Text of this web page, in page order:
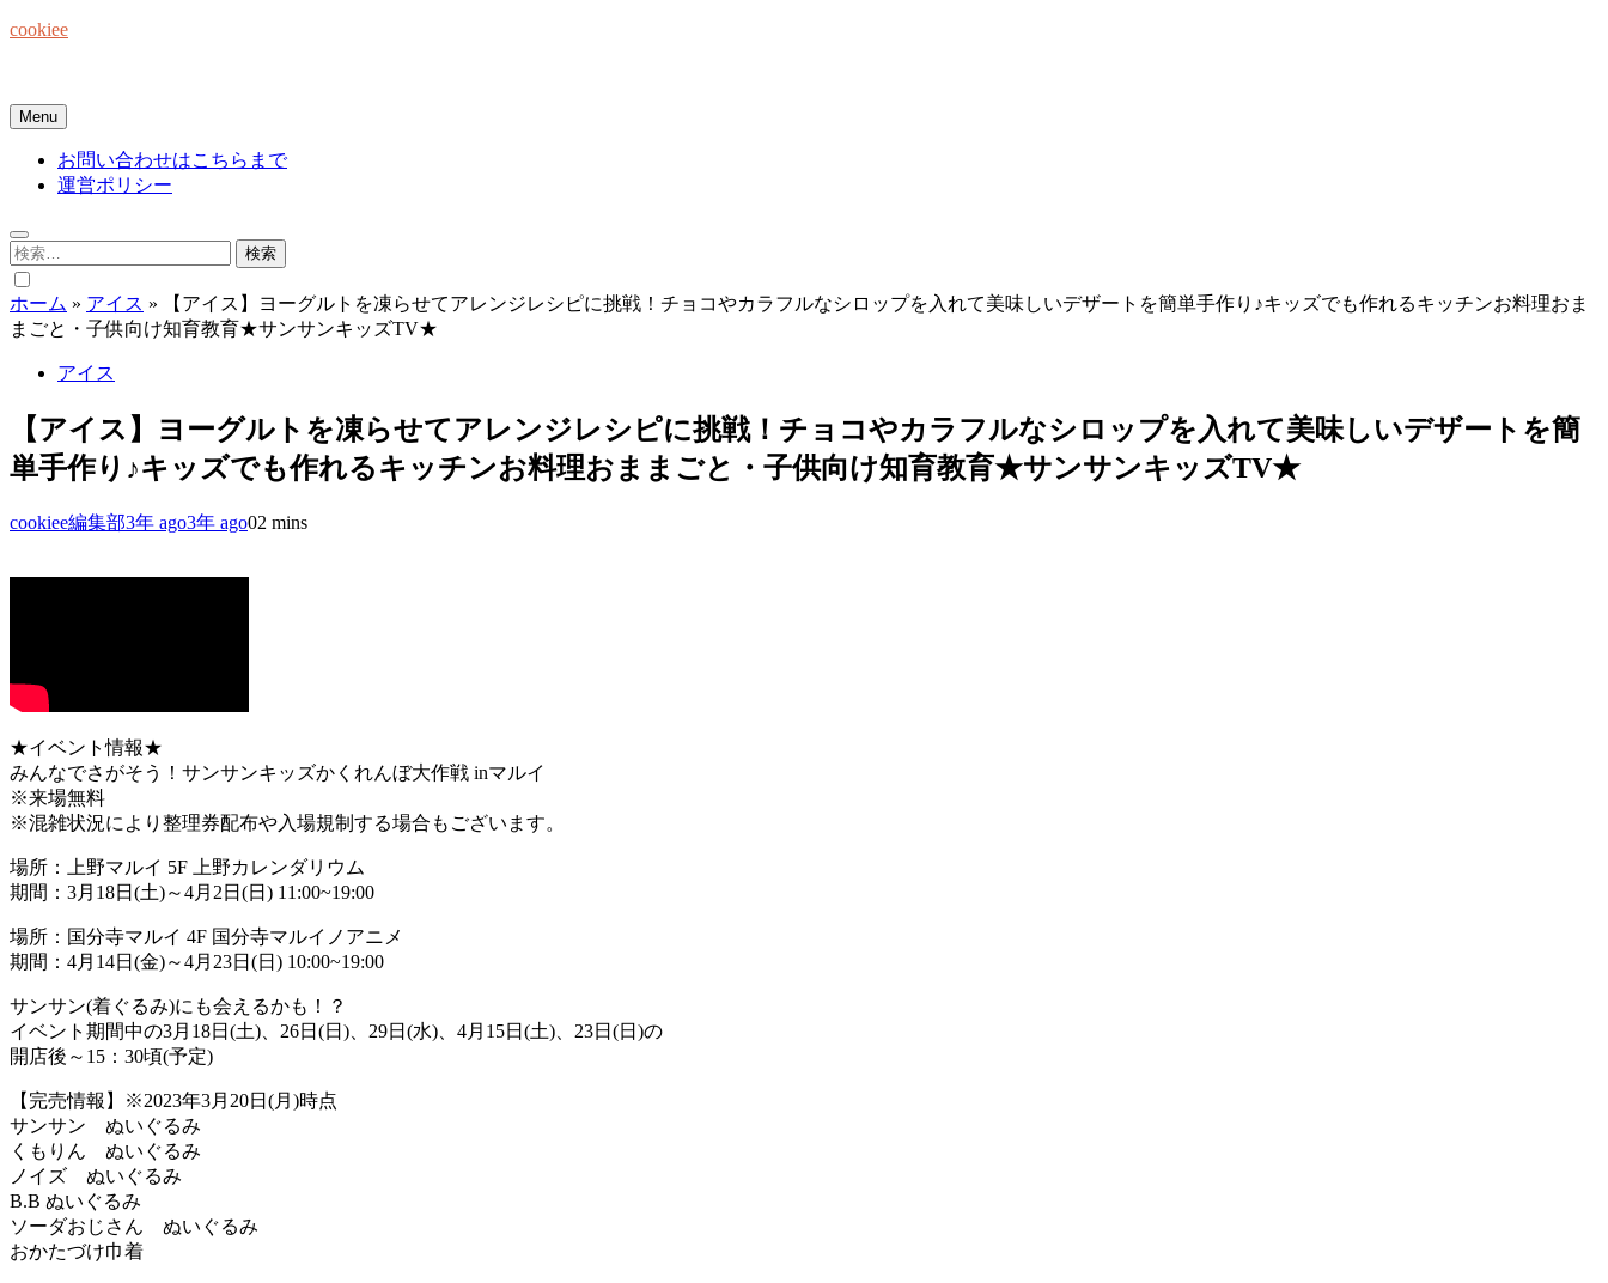
Skip
cookiee
Menu
お問い合わせはこちらまで
運営ポリシー
検
索:
ホーム » アイス »
【アイス】ヨーグルトを凍らせてアレンジレシピに挑戦！チョコやカラフルなシロップを入れて美味しいデザートを簡単手作り♪キッズでも作れるキッチンお料理おま
まごと・子供向け知育教育★サンサンキッズTV★
アイス
【アイス】ヨーグルトを凍らせてアレンジレシピに挑戦！チョコやカラフルなシロップを入れて美味しいデザートを簡
単手作り♪キッズでも作れるキッチンお料理おままごと・子供向け知育教育★サンサンキッズTV★
cookiee編集部3年 ago3年 ago02 mins
★イベント情報★
みんなでさがそう！サンサンキッズかくれんぼ大作戦 inマルイ
※来場無料
※混雑状況により整理券配布や入場規制する場合もございます。
場所：上野マルイ 5F 上野カレンダリウム
期間：3月18日(土)～4月2日(日) 11:00~19:00
場所：国分寺マルイ 4F 国分寺マルイノアニメ
期間：4月14日(金)～4月23日(日) 10:00~19:00
サンサン(着ぐるみ)にも会えるかも！？
イベント期間中の3月18日(土)、26日(日)、29日(水)、4月15日(土)、23日(日)の
開店後～15：30頃(予定)
【完売情報】※2023年3月20日(月)時点
サンサン ぬいぐるみ
くもりん ぬいぐるみ
ノイズ ぬいぐるみ
B.B ぬいぐるみ
ソーダおじさん ぬいぐるみ
おかたづけ巾着